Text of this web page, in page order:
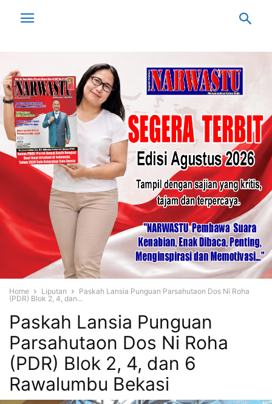
Home Liputan
Paskah Lansia Punguan Parsahutaon Dos Ni Roha
(PDR) Blok 2, 4, dan...
Paskah Lansia Punguan
Parsahutaon Dos Ni Roha
(PDR) Blok 2, 4, dan 6
Rawalumbu Bekasi